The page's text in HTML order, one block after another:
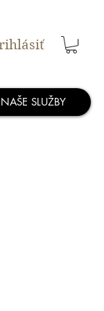
NAŠE SLUŽBY